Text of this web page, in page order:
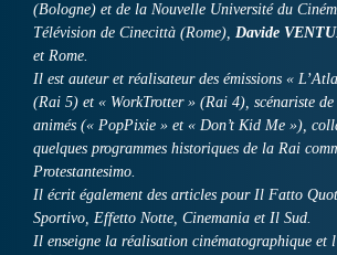
(Bologne) et de la Nouvelle Université du
Télévision de Cinecittà (Rome), Davide
et Rome.
Il est auteur et réalisateur des émissions «
(Rai 5) et « WorkTrotter » (Rai 4), scénariste de
animés (« PopPixie » et « Don’t Kid Me »),
quelques programmes historiques de la Rai
Protestantesimo.
Il écrit également des articles pour Il Fatto
Sportivo, Effetto Notte, Cinemania et Il Sud.
Il enseigne la réalisation cinématographique et